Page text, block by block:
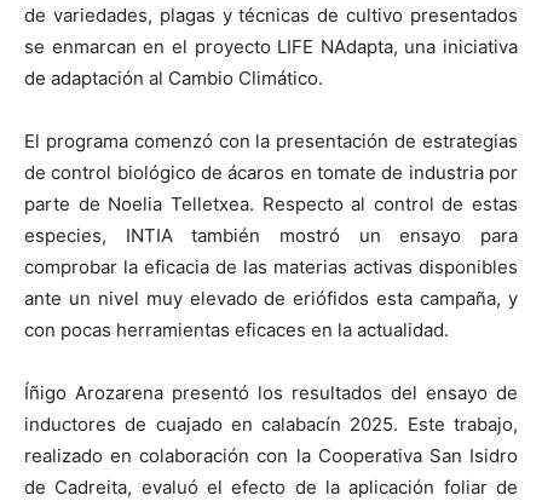
de variedades, plagas y técnicas de cultivo presentados
se enmarcan en el proyecto LIFE NAdapta, una iniciativa
de adaptación al Cambio Climático.
El programa comenzó con la presentación de estrategias
de control biológico de ácaros en tomate de industria por
parte de Noelia Telletxea. Respecto al control de estas
especies, INTIA también mostró un ensayo para
comprobar la eficacia de las materias activas disponibles
ante un nivel muy elevado de eriófidos esta campaña, y
con pocas herramientas eficaces en la actualidad.
Íñigo Arozarena presentó los resultados del ensayo de
inductores de cuajado en calabacín 2025. Este trabajo,
realizado en colaboración con la Cooperativa San Isidro
de Cadreita, evaluó el efecto de la aplicación foliar de